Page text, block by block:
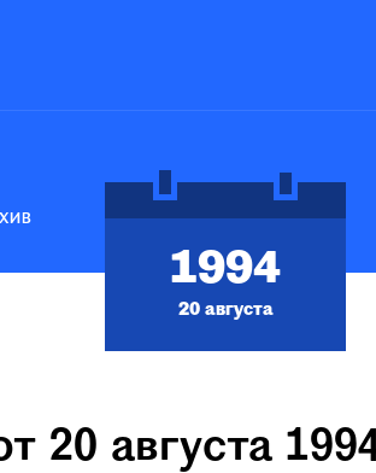
1994
20 августа
20 августа